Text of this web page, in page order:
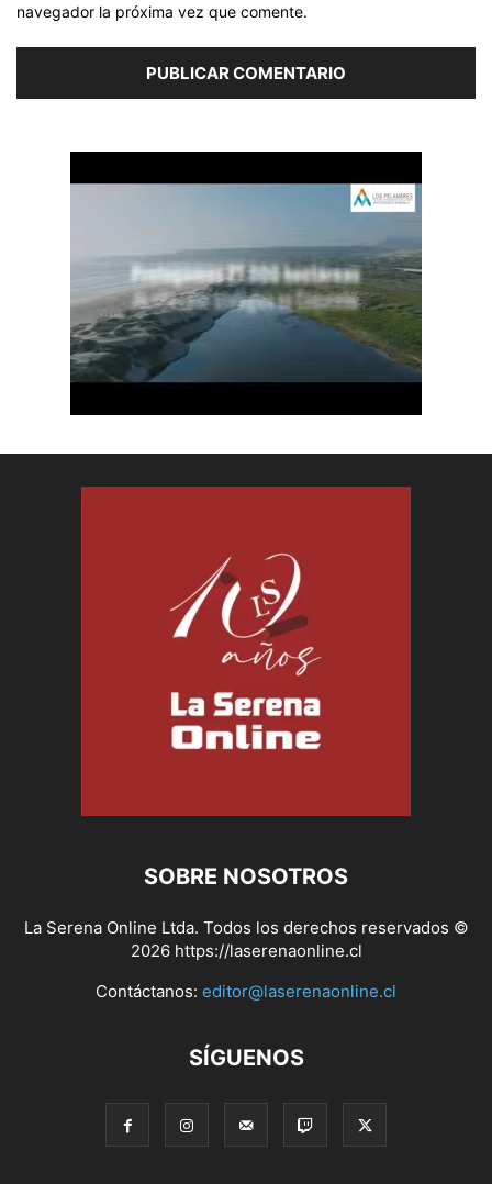
navegador la próxima vez que comente.
SOBRE NOSOTROS
La Serena Online Ltda. Todos los derechos reservados ©
2026 https://laserenaonline.cl
Contáctanos: editor@laserenaonline.cl
SÍGUENOS